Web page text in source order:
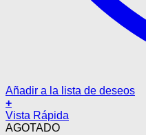
Añadir a la lista de deseos
+
Vista Rápida
AGOTADO